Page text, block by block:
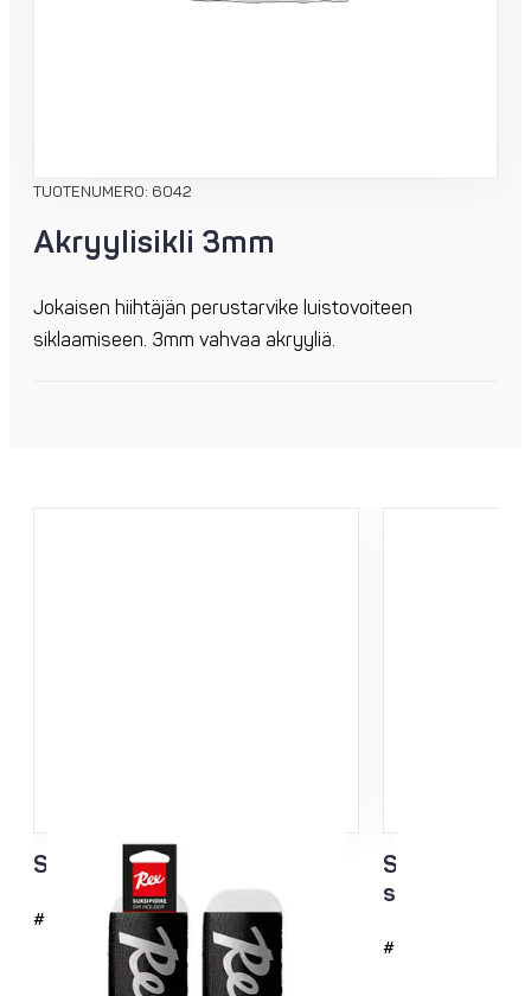
TUOTENUMERO: 6042
Akryylisikli 3mm
Jokaisen hiihtäjän perustarvike luistovoiteen
siklaamiseen. 3mm vahvaa akryyliä.
Suksipidike EHS
#743-1
Skin Care N-
#509